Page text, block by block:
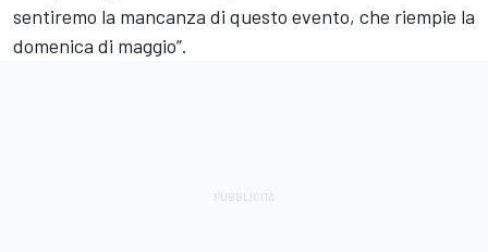
sentiremo la mancanza di questo evento, che riempie la
domenica di maggio”.